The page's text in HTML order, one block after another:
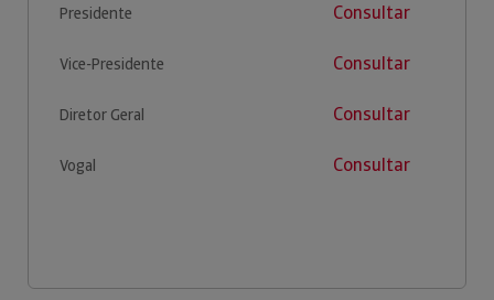
Presidente Consultar
Vice-Presidente Consultar
Diretor Geral Consultar
Vogal Consultar